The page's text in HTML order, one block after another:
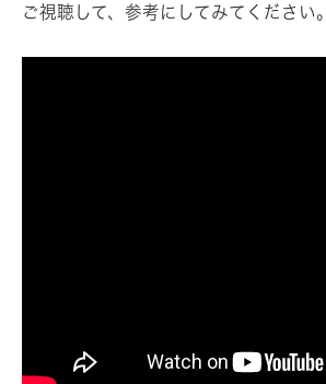
ご視聴して、参考にしてみてください。